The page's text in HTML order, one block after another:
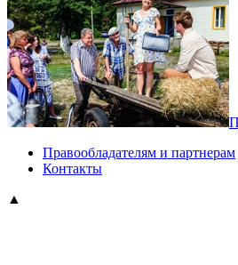
Правообладателям и партнерам
Контакты
▲